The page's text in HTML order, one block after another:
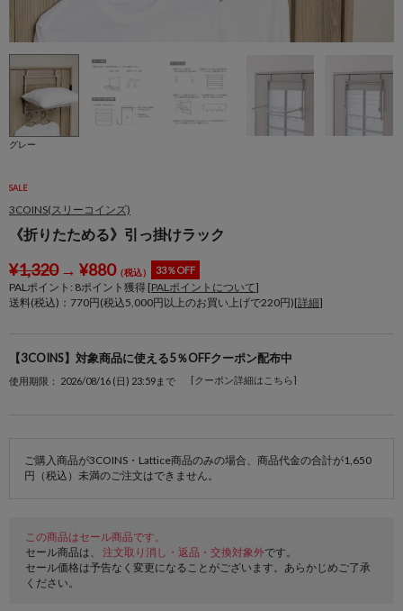
グレー
SALE
3COINS(スリーコインズ)
《折りたためる》引っ掛けラック
¥1,320→ ¥880（税込） 33％OFF
PALポイント: 8ポイント獲得 [PALポイントについて]
送料(税込)：770円(税込5,000円以上のお買い上げで220円)[詳細]
【3COINS】対象商品に使える5％OFFクーポン配布中
使用期限： 2026/08/16 (日) 23:59まで [クーポン詳細はこちら]
ご購入商品が3COINS・Lattice商品のみの場合、商品代金の合計が1,650
円（税込）未満のご注文はできません。
この商品はセール商品です。
セール商品は、 注文取り消し・返品・交換対象外です。
セール価格は予告なく変更になることがございます。あらかじめご了承
ください。